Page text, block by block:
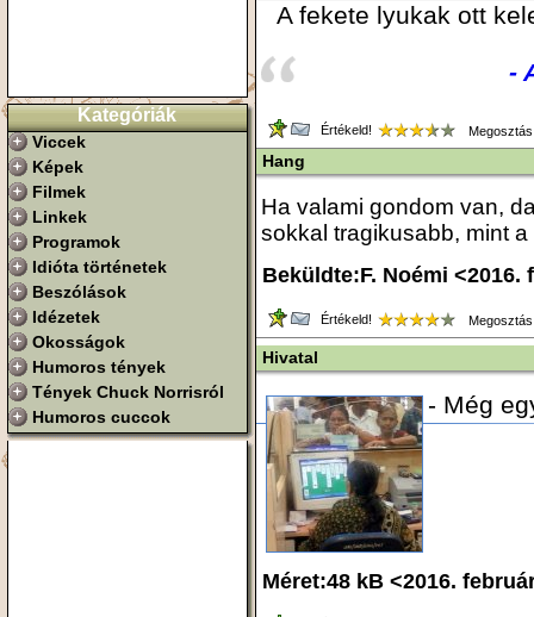
Kategóriák
Viccek
Képek
Filmek
Linkek
Programok
Idióta történetek
Beszólások
Idézetek
Okosságok
Humoros tények
Tények Chuck Norrisról
Humoros cuccok
A fekete lyukak ott
-
Értékeld!
Hang
Ha valami gondom van,
sokkal tragikusabb, mint
Beküldte:F. Noémi <2016.
Értékeld!
Hivatal
- Még
Méret:48 kB <2016.